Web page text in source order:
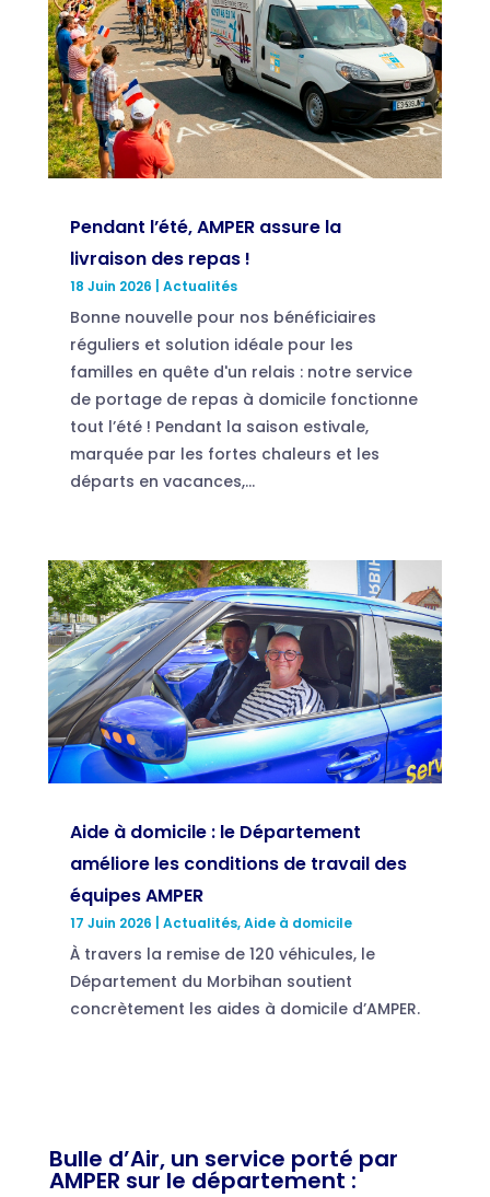
Pendant l’été, AMPER assure la
livraison des repas !
18 Juin 2026 Actualités
Bonne nouvelle pour nos bénéficiaires
réguliers et solution idéale pour les
familles en quête d'un relais : notre service
de portage de repas à domicile fonctionne
tout l’été ! Pendant la saison estivale,
marquée par les fortes chaleurs et les
départs en vacances,...
Aide à domicile : le Département
améliore les conditions de travail des
équipes AMPER
17 Juin 2026 Actualités,Aide à domicile
À travers la remise de 120 véhicules, le
Département du Morbihan soutient
concrètement les aides à domicile d’AMPER.
Bulle d’Air, un service porté par
AMPER sur le département :